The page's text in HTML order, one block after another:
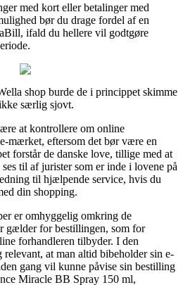
med kort eller betalinger med
bør du drage fordel af en
ifald du hellere vil godtgøre
shop burde de i princippet skimme
særlig sjovt.
at kontrollere om online
mærket, eftersom det bør være en
forstår de danske love, tillige med at
til af jurister som er inde i lovene på
til hjælpende service, hvis du
din shopping.
er omhyggelig omkring de
gælder for bestillingen, som for
forhandleren tilbyder. I den
at man altid bibeholder sin e-
gang vil kunne påvise sin bestilling
Miracle BB Spray 150 ml,